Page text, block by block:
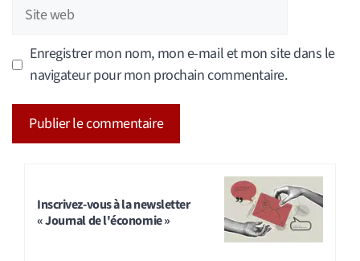
Site
web
Enregistrer mon nom, mon e-mail et mon site dans le
navigateur pour mon prochain commentaire.
Inscrivez-vous à la newsletter
« Journal de l'économie »